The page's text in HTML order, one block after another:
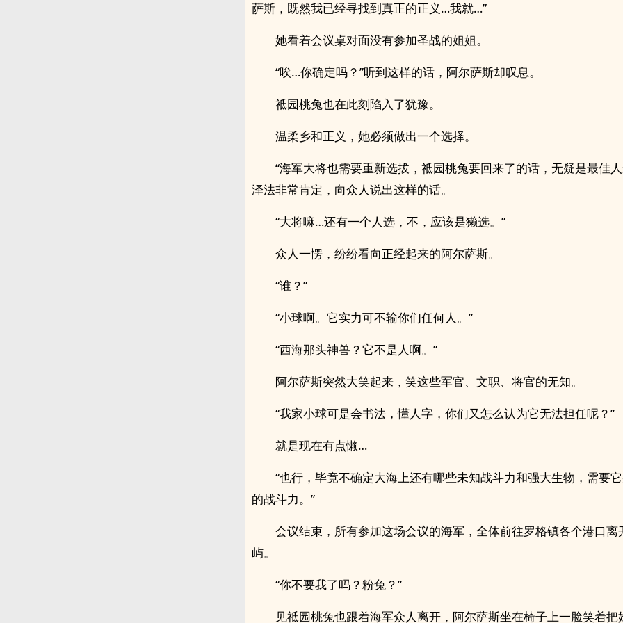
萨斯，既然我已经寻找到真正的正义…我就…”
她看着会议桌对面没有参加圣战的姐姐。
“唉…你确定吗？”听到这样的话，阿尔萨斯却叹息。
祗园桃兔也在此刻陷入了犹豫。
温柔乡和正义，她必须做出一个选择。
“海军大将也需要重新选拔，祗园桃兔要回来了的话，无疑是最佳
泽法非常肯定，向众人说出这样的话。
“大将嘛…还有一个人选，不，应该是獭选。”
众人一愣，纷纷看向正经起来的阿尔萨斯。
“谁？”
“小球啊。它实力可不输你们任何人。”
“西海那头神兽？它不是人啊。”
阿尔萨斯突然大笑起来，笑这些军官、文职、将官的无知。
“我家小球可是会书法，懂人字，你们又怎么认为它无法担任呢？”
就是现在有点懒…
“也行，毕竟不确定大海上还有哪些未知战斗力和强大生物，需要
的战斗力。”
会议结束，所有参加这场会议的海军，全体前往罗格镇各个港口离
屿。
“你不要我了吗？粉兔？”
见祗园桃兔也跟着海军众人离开，阿尔萨斯坐在椅子上一脸笑着把